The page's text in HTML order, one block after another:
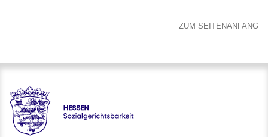
ZUM SEITENANFANG
Hessen - Sozialgerichtsbarkeit Hessen